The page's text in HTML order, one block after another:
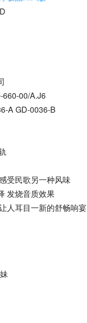
00/A.J6
A GD-0036-B
受民歌另一种风味
发烧音质效果
人耳目一新的舒畅响宴